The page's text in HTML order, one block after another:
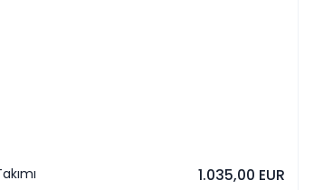
1.035,00 EUR